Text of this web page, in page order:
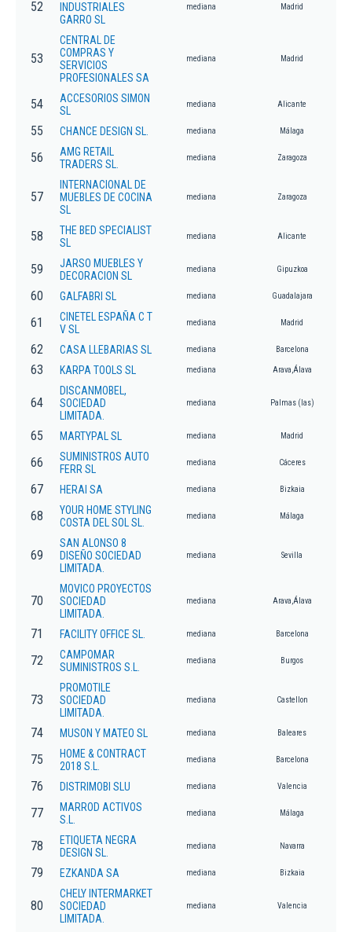
52
INDUSTRIALES
GARRO SL
mediana Madrid
53
CENTRAL DE
COMPRAS Y
SERVICIOS
PROFESIONALES SA
mediana Madrid
54
ACCESORIOS SIMON
SL
mediana Alicante
55 CHANCE DESIGN SL. mediana Málaga
56
AMG RETAIL
TRADERS SL.
mediana Zaragoza
57
INTERNACIONAL DE
MUEBLES DE COCINA
SL
mediana Zaragoza
58
THE BED SPECIALIST
SL
mediana Alicante
59
JARSO MUEBLES Y
DECORACION SL
mediana Gipuzkoa
60 GALFABRI SL mediana Guadalajara
61
CINETEL ESPAÑA C T
V SL
mediana Madrid
62 CASA LLEBARIAS SL mediana Barcelona
63 KARPA TOOLS SL mediana Arava,Álava
64
DISCANMOBEL,
SOCIEDAD
LIMITADA.
mediana Palmas (las)
65 MARTYPAL SL mediana Madrid
66
SUMINISTROS AUTO
FERR SL
mediana Cáceres
67 HERAI SA mediana Bizkaia
68
YOUR HOME STYLING
COSTA DEL SOL SL.
mediana Málaga
69
SAN ALONSO 8
DISEÑO SOCIEDAD
LIMITADA.
mediana Sevilla
70
MOVICO PROYECTOS
SOCIEDAD
LIMITADA.
mediana Arava,Álava
71 FACILITY OFFICE SL. mediana Barcelona
72
CAMPOMAR
SUMINISTROS S.L.
mediana Burgos
73
PROMOTILE
SOCIEDAD
LIMITADA.
mediana Castellon
74 MUSON Y MATEO SL mediana Baleares
75
HOME & CONTRACT
2018 S.L.
mediana Barcelona
76 DISTRIMOBI SLU mediana Valencia
77
MARROD ACTIVOS
S.L.
mediana Málaga
78
ETIQUETA NEGRA
DESIGN SL.
mediana Navarra
79 EZKANDA SA mediana Bizkaia
80
CHELY INTERMARKET
SOCIEDAD
LIMITADA.
mediana Valencia